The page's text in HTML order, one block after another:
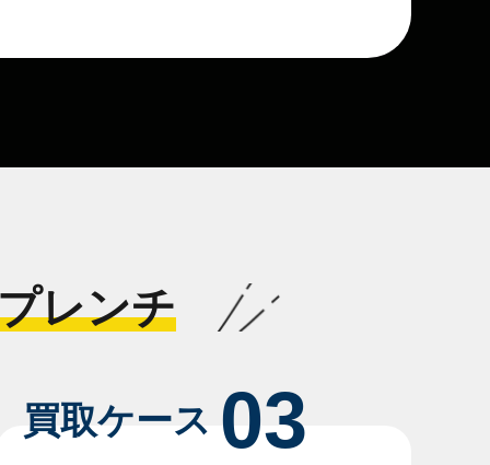
レンチ
買取ケース 03